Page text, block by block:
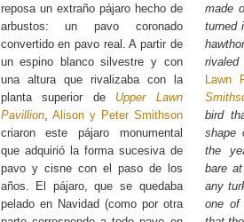
reposa un extraño pájaro hecho de
arbustos: un pavo coronado
convertido en pavo real. A partir de
un espino blanco silvestre y con
una altura que rivalizaba con la
planta superior de Upper Lawn
Pavillion, Alison y Peter Smithson
criaron este pájaro monumental
que adquirió la forma sucesiva de
pavo y cisne con el paso de los
años. El pájaro, que se quedaba
pelado en Navidad (como por otra
made
turned
Lawn
bird
shape
the
bare
any
one of